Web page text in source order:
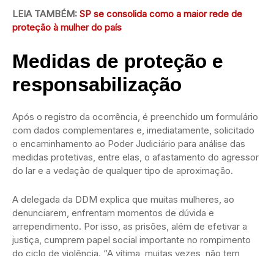
LEIA TAMBÉM: SP se consolida como a maior rede de
proteção à mulher do país
Medidas de proteção e
responsabilização
Após o registro da ocorrência, é preenchido um formulário
com dados complementares e, imediatamente, solicitado
o encaminhamento ao Poder Judiciário para análise das
medidas protetivas, entre elas, o afastamento do agressor
do lar e a vedação de qualquer tipo de aproximação.
A delegada da DDM explica que muitas mulheres, ao
denunciarem, enfrentam momentos de dúvida e
arrependimento. Por isso, as prisões, além de efetivar a
justiça, cumprem papel social importante no rompimento
do ciclo de violência. “A vítima, muitas vezes, não tem